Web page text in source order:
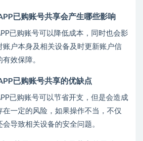
已购账号共享会产生哪些影响
已购账号可以降低成本，同时也会影
账户本身及相关设备及时更新账户信
效保障。
已购账号共享的优缺点
已购账号可以节省开支，但是会造成
在一定的风险，如果操作不当，不仅
导致相关设备的安全问题。